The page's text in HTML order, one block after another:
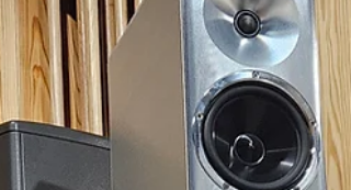
ら innuos⑥ ZENith NEXT-GENのレビュー記事
こちら innuos⑦ フラッグシップモデル
NAZAREのレビュー記事はこちら ⑧NAZARE
FLOW / NETのレビュー記事はこちら イニュ
スは、世界的な音楽再生ソフトRoonのコア
ーバーとして高い評価を受け、またRoonを
える音質との評価を受ける注目のイニュオ